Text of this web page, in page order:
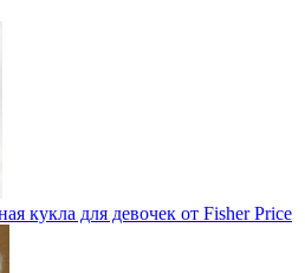
кукла для девочек от Fisher Price